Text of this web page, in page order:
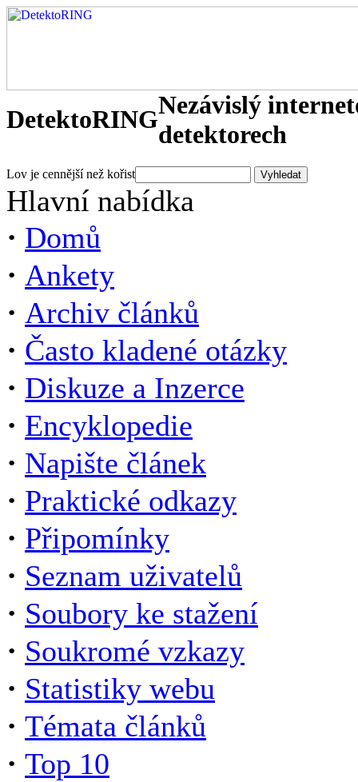
DetektoRINGNezávislý
detektorech
Lov je cennější než kořist
Hlavní nabídka
· Domů
· Ankety
· Archiv článků
· Často kladené otázky
· Diskuze a Inzerce
· Encyklopedie
· Napište článek
· Praktické odkazy
· Připomínky
· Seznam uživatelů
· Soubory ke stažení
· Soukromé vzkazy
· Statistiky webu
· Témata článků
· Top 10